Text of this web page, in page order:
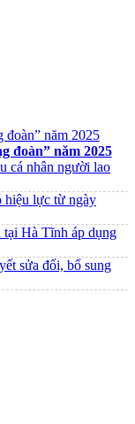
đoàn” năm 2025
cá nhân người lao
hiệu lực từ ngày
Hà Tĩnh áp dụng
sửa đổi, bổ sung